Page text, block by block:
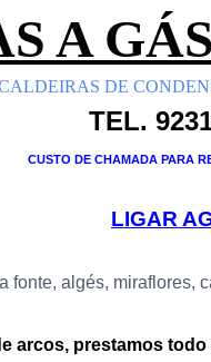
A
DE
TEL.
CUSTO DE CHAMADA PARA
LIGAR
fonte, algés,
arcos, prestamos